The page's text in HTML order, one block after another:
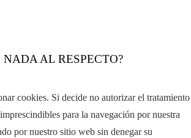
AL RESPECTO?
cookies. Si decide no autorizar el tratamiento
para la navegación por nuestra
por nuestro sitio web sin denegar su